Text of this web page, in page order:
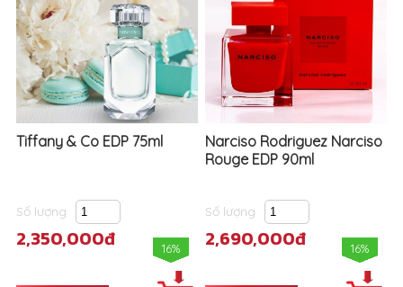
Tiffany & Co EDP 75ml
Số lượng
2,350,000đ 16%
Narciso Rodriguez Narciso
Rouge EDP 90ml
Số lượng
2,690,000đ 16%